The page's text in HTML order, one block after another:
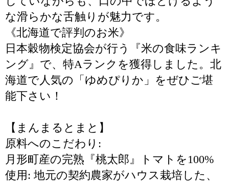
な滑らかな舌触りが魅力です。
《北海道で評判のお米》
日本穀物検定協会が行う『米の食味ランキ
ング』で、特Aランクを獲得しました。北
海道で人気の「ゆめぴりか」をぜひご堪
能下さい！
【まんまるとまと】
原料へのこだわり:
月形町産の完熟『桃太郎』トマトを100%
使用: 地元の契約農家がハウス栽培した、